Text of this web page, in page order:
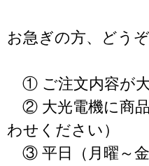
お急ぎの方、どう
① ご注文内容が大
② 大光電機に商品
わせください）
③ 平日（月曜～金